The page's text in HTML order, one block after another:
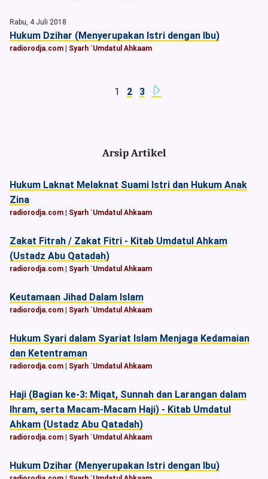
Rabu, 4 Juli 2018
Hukum Dzihar (Menyerupakan Istri dengan Ibu)
radiorodja.com Syarh `Umdatul Ahkaam
1 2 3
Arsip Artikel
Hukum Laknat Melaknat Suami Istri dan Hukum Anak
Zina
radiorodja.com Syarh `Umdatul Ahkaam
Zakat Fitrah / Zakat Fitri - Kitab Umdatul Ahkam
(Ustadz Abu Qatadah)
radiorodja.com Syarh `Umdatul Ahkaam
Keutamaan Jihad Dalam Islam
radiorodja.com Syarh `Umdatul Ahkaam
Hukum Syari dalam Syariat Islam Menjaga Kedamaian
dan Ketentraman
radiorodja.com Syarh `Umdatul Ahkaam
Haji (Bagian ke-3: Miqat, Sunnah dan Larangan dalam
Ihram, serta Macam-Macam Haji) - Kitab Umdatul
Ahkam (Ustadz Abu Qatadah)
radiorodja.com Syarh `Umdatul Ahkaam
Hukum Dzihar (Menyerupakan Istri dengan Ibu)